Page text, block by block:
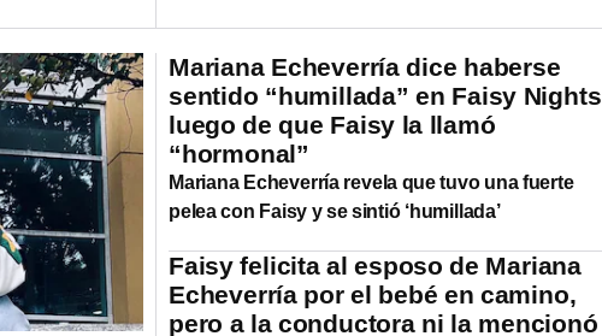
Mariana Echeverría dice haberse
sentido “humillada” en Faisy Nights
luego de que Faisy la llamó
“hormonal”
Mariana Echeverría revela que tuvo una fuerte
pelea con Faisy y se sintió ‘humillada’
Faisy felicita al esposo de Mariana
Echeverría por el bebé en camino,
pero a la conductora ni la mencionó